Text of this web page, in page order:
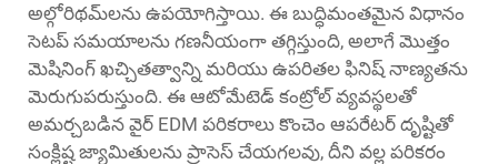
అల్గోరిథమ్‌లను ఉపయోగిస్తాయి. ఈ బుద్ధిమంతమైన విధానం
సెటప్ సమయాలను గణనీయంగా తగ్గిస్తుంది, అలాగే మొత్తం
మెషినింగ్ ఖచ్చితత్వాన్ని మరియు ఉపరితల ఫినిష్ నాణ్యతను
మెరుగుపరుస్తుంది. ఈ ఆటోమేటెడ్ కంట్రోల్ వ్యవస్థలతో
అమర్చబడిన వైర్ EDM పరికరాలు కొంచెం ఆపరేటర్ దృష్టితో
సంక్లిష్ట జ్యామితులను ప్రాసెస్ చేయగలవు, దీని వల్ల పరికరం